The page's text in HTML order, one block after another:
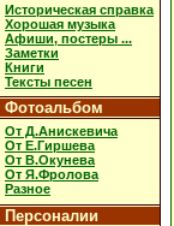
Историческая справка
Хорошая музыка
Афиши, постеры ...
Заметки
Книги
Тексты песен
Фотоальбом
От Д.Анискевича
От Е.Гиршева
От В.Окунева
От Я.Фролова
Разное
Персоналии